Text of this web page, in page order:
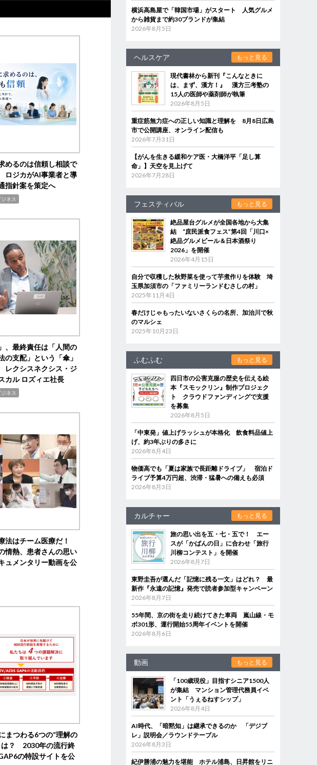
めるのは信頼し相談で
ロジカがAI事業者と導
指針案を策定へ
ジネス
、最終責任は「人間の
支配」という「傘」
クシスネクシス・ジ
カル ロズィエ社長
ジネス
法はチーム医療だ！
情熱、患者さんの思い
ュメンタリー動画を公
まつわる6つの“理解の
は？ 2030年の流行終
の特設サイトを公
横浜高島屋で「韓国市場」がスタート 人気グルメ
から雑貨まで約30ブランドが集結
2026年8月5日
ヘルスケア もっと見る
現代書林から新刊『こんなときに
は、まず、漢方！』 漢方三考塾の
15人の医師や薬剤師が執筆
2026年8月5日
重症筋無力症への正しい知識と理解を 8月8日広島
市で公開講座、オンライン配信も
2026年7月31日
【がんを生きる緩和ケア医・大橋洋平「足し算
命」】天空を見上げて
2026年7月28日
フェスティバル もっと見る
絶品屋台グルメが全国各地から大集
結 “庶民派食フェス”第4回「川口×
絶品グルメビール＆日本酒祭り
2026」を開催
2026年4月15日
自分で収穫した秋野菜を使って芋煮作りを体験 埼
玉県加須市の「ファミリーランドむさしの村」
2025年11月4日
春だけじゃもったいないさくらの名所、加治川で秋
のマルシェ
2025年10月23日
ふむふむ もっと見る
四日市の公害克服の歴史を伝える絵
本『スモックリン』制作プロジェク
ト クラウドファンディングで支援
を募集
2026年8月5日
「中東発」値上げラッシュが本格化 飲食料品値上
げ、約3年ぶりの多さに
2026年8月4日
物価高でも「夏は家族で長距離ドライブ」 宿泊ド
ライブ予算4万円超、渋滞・猛暑への備えも必須
2026年8月3日
カルチャー もっと見る
旅の思い出を五・七・五で！ エー
スが「かばんの日」に合わせ「旅行
川柳コンテスト」を開催
2026年8月7日
東野圭吾が選んだ「記憶に残る一文」はどれ？ 最
新作『永遠の記憶』発売で読者参加型キャンペーン
2026年8月7日
55年間、京の街を走り続けてきた車両 嵐山線・モ
ボ301形、運行開始55周年イベントを開催
2026年8月6日
動画 もっと見る
「100歳現役」目指すシニア1500人
が集結 マンション管理代務員イベ
ント「うぇるねすシップ」
2026年8月4日
AI時代、「暗黙知」は継承できるのか 「デジブ
レ」説明会／ラウンドテーブル
2026年8月3日
紀伊勝浦の魅力を堪能 ホテル浦島、日昇館をリニ